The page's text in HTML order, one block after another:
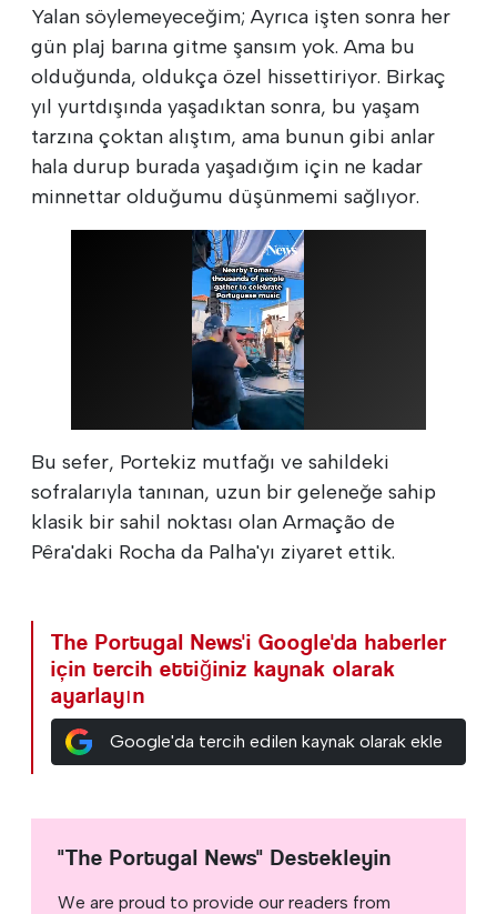
Yalan söylemeyeceğim; Ayrıca işten sonra her
gün plaj barına gitme şansım yok. Ama bu
olduğunda, oldukça özel hissettiriyor. Birkaç
yıl yurtdışında yaşadıktan sonra, bu yaşam
tarzına çoktan alıştım, ama bunun gibi anlar
hala durup burada yaşadığım için ne kadar
minnettar olduğumu düşünmemi sağlıyor.
Bu sefer, Portekiz mutfağı ve sahildeki
sofralarıyla tanınan, uzun bir geleneğe sahip
klasik bir sahil noktası olan Armação de
Pêra'daki Rocha da Palha'yı ziyaret ettik.
The Portugal News'i Google'da haberler
için tercih ettiğiniz kaynak olarak
ayarlayın
Google'da tercih edilen kaynak olarak ekle
"The Portugal News" Destekleyin
We are proud to provide our readers from